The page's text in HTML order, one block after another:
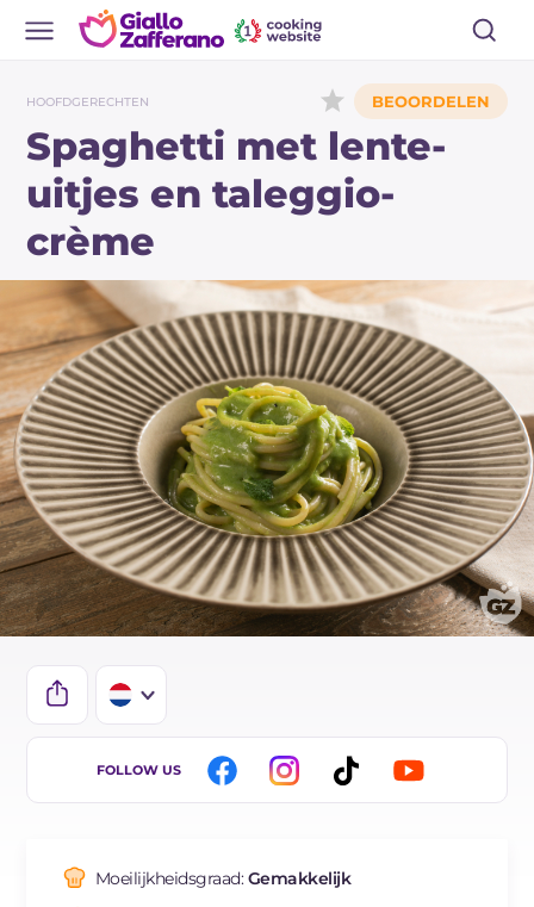
HOOFDGERECHTEN
Spaghetti met lente-
uitjes en taleggio-
crème
IT
ES
FOLLOW US
Moeilijkheidsgraad:Gemakkelijk